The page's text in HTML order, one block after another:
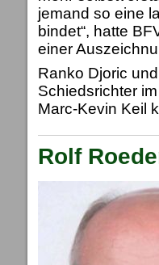
jemand so eine
bindet“, hatte
einer
Ranko Djoric
Schiedsrichter
Marc-Kevin Keil
Rolf